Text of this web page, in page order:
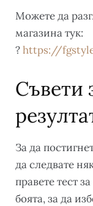
Можете да
магазина тук:
?https://
Съвети
За да
да следвате
правете тест
боята, за да